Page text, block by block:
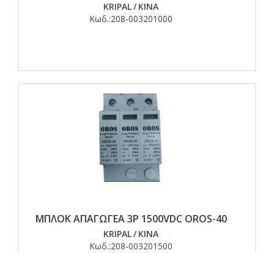
KRIPAL/ ΚΙΝΑ
Κωδ.:208-003201000
ΜΠΛΟΚ ΑΠΑΓΩΓΕΑ 3P 1500VDC OROS-40
KRIPAL/ ΚΙΝΑ
Κωδ.:208-003201500